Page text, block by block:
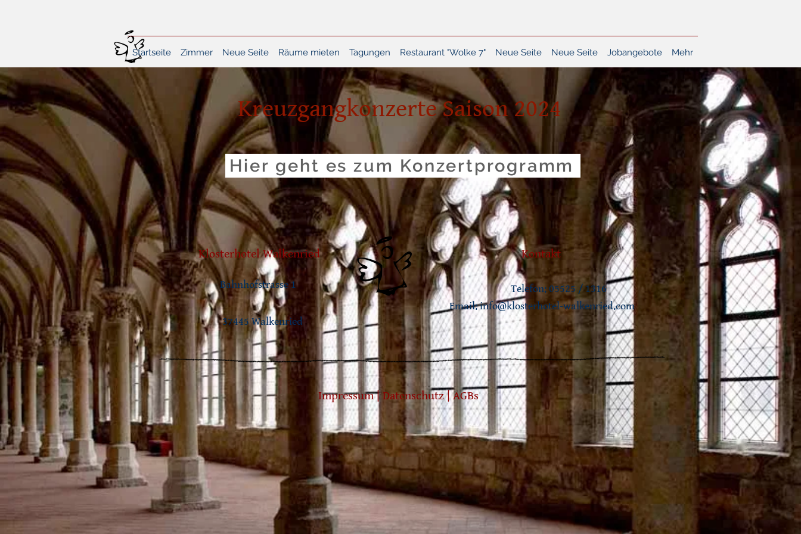
Startseite Zimmer Neue Seite Räume mieten Tagungen Restaurant "Wolke 7" Neue Seite Neue Seite Jobangebote Mehr
Kreuzgangkonzerte Saison 2024
Hier geht es zum Konzertprogramm
Bahnhofstrasse 1
Klosterhotel Walkenried
37445 Walkenried
Kontakt
Telefon: 05525 / 1316
Email:info@klosterhotel-walkenried.com
Impressum| Datenschutz|AGBs